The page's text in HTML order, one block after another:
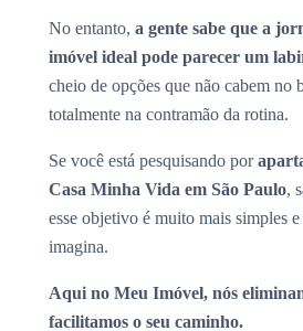
No entanto, a gente sabe que a
imóvel ideal pode parecer um
cheio de opções que não cabem no
totalmente na contramão da rotina.
Se você está pesquisando por
Casa Minha Vida em São Paulo,
esse objetivo é muito mais simples
imagina.
Aqui no Meu Imóvel, nós
facilitamos o seu caminho.